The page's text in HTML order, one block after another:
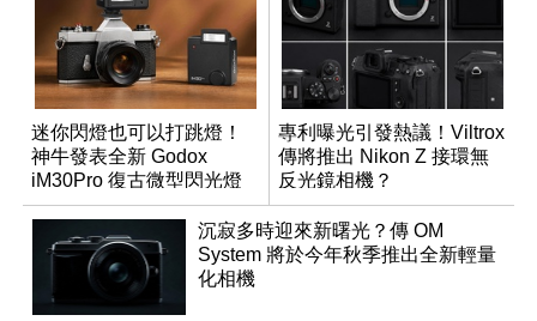
迷你閃燈也可以打跳燈！
神牛發表全新 Godox
iM30Pro 復古微型閃光燈
專利曝光引發熱議！Viltrox
傳將推出 Nikon Z 接環無
反光鏡相機？
沉寂多時迎來新曙光？傳 OM
System 將於今年秋季推出全新輕量
化相機